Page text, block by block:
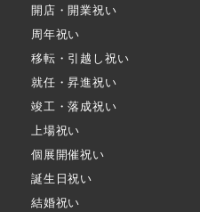
開店・開業祝い
周年祝い
移転・引越し祝い
就任・昇進祝い
竣工・落成祝い
上場祝い
個展開催祝い
誕生日祝い
結婚祝い